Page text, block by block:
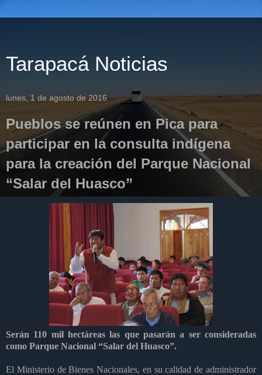
Tarapacá Noticias
lunes, 1 de agosto de 2016
Pueblos se reúnen en Pica para
participar en la consulta indígena
para la creación del Parque Nacional
“Salar del Huasco”
Serán 110 mil hectáreas las que pasarán a ser consideradas
como Parque Nacional “Salar del Huasco”.
El Ministerio de Bienes Nacionales, en su calidad de administrador